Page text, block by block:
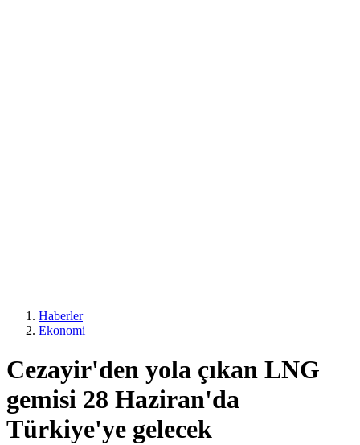
Haberler
Ekonomi
Cezayir'den yola çıkan LNG
gemisi 28 Haziran'da
Türkiye'ye gelecek